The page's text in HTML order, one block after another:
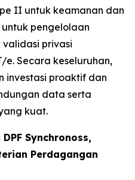
II untuk keamanan dan
pengelolaan
validasi privasi
e. Secara keseluruhan,
investasi proaktif dan
data serta
kuat.
Synchronoss,
Perdagangan